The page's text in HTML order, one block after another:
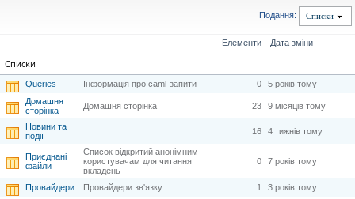
Подання: Списки
Елементи Дата зміни
Списки
Queries Інформація про caml-запити 0
5 років тому
Домашня
сторінка
Домашня сторінка 23 9 місяців тому
Новини та
події
16 4 тижнів тому
Приєднані
файли
Список відкритий анонімним
користувачам для читання
вкладень
0 7 років тому
Провайдери Провайдери зв'язку 1
3 років тому